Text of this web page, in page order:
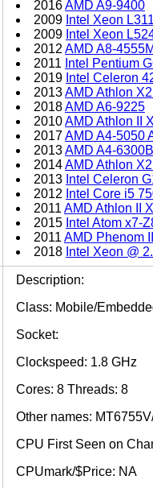
2016AMD A9-9400
2009 Intel Xeon
2009 Intel Xeon
2012AMD A8-
2011 Intel Pentium
2019 Intel Celeron
2013AMD Athlon
2018AMD A6-9225
2010AMD Athlon II
2017AMD A4-5050
2013AMD A4-
2014AMD Athlon
2013 Intel Celeron
2012 Intel Core i5
2011AMD Athlon II
2015 Intel Atom x7-
2011AMD Phenom
2018 Intel Xeon @
Description:
Class: Mobile/
Socket:
Clockspeed: 1.8 GHz
Cores: 8 Threads: 8
Other names:
CPU First Seen on
CPUmark/$Price: NA